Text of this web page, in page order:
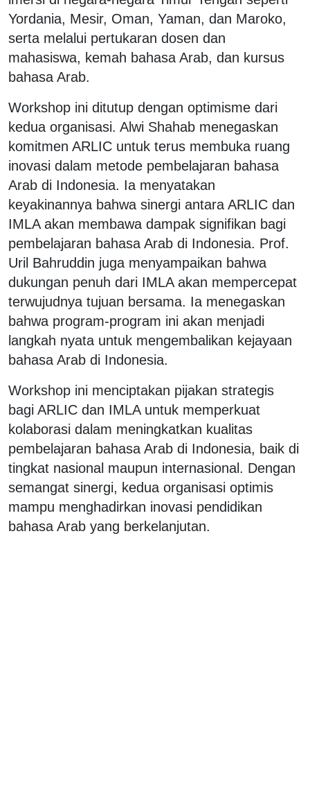
Yordania, Mesir, Oman, Yaman, dan Maroko,
serta melalui pertukaran dosen dan
mahasiswa, kemah bahasa Arab, dan kursus
bahasa Arab.
Workshop ini ditutup dengan optimisme dari
kedua organisasi. Alwi Shahab menegaskan
komitmen ARLIC untuk terus membuka ruang
inovasi dalam metode pembelajaran bahasa
Arab di Indonesia. Ia menyatakan
keyakinannya bahwa sinergi antara ARLIC dan
IMLA akan membawa dampak signifikan bagi
pembelajaran bahasa Arab di Indonesia. Prof.
Uril Bahruddin juga menyampaikan bahwa
dukungan penuh dari IMLA akan mempercepat
terwujudnya tujuan bersama. Ia menegaskan
bahwa program-program ini akan menjadi
langkah nyata untuk mengembalikan kejayaan
bahasa Arab di Indonesia.
Workshop ini menciptakan pijakan strategis
bagi ARLIC dan IMLA untuk memperkuat
kolaborasi dalam meningkatkan kualitas
pembelajaran bahasa Arab di Indonesia, baik di
tingkat nasional maupun internasional. Dengan
semangat sinergi, kedua organisasi optimis
mampu menghadirkan inovasi pendidikan
bahasa Arab yang berkelanjutan.